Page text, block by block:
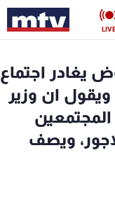
يغادر اجتماع
ان وزير
ويصف